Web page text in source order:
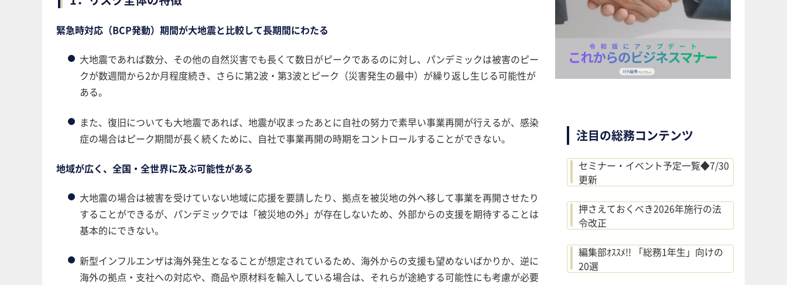
注目の総務コンテンツ
セミナー・イベント予定一覧◆7/30
更新
押さえておくべき2026年施行の法
令改正
編集部ｵｽｽﾒ!! 「総務1年生」向けの
20選
緊急時対応（BCP発動）期間が大地震と比較して長期間にわたる
大地震であれば数分、その他の自然災害でも長くて数日がピークであるのに対し、パンデミックは被害のピー
クが数週間から2か月程度続き、さらに第2波・第3波とピーク（災害発生の最中）が繰り返し生じる可能性が
ある。
また、復旧についても大地震であれば、地震が収まったあとに自社の努力で素早い事業再開が行えるが、感染
症の場合はピーク期間が長く続くために、自社で事業再開の時期をコントロールすることができない。
地域が広く、全国・全世界に及ぶ可能性がある
大地震の場合は被害を受けていない地域に応援を要請したり、拠点を被災地の外へ移して事業を再開させたり
することができるが、パンデミックでは「被災地の外」が存在しないため、外部からの支援を期待することは
基本的にできない。
新型インフルエンザは海外発生となることが想定されているため、海外からの支援も望めないばかりか、逆に
海外の拠点・支社への対応や、商品や原材料を輸入している場合は、それらが途絶する可能性にも考慮が必要